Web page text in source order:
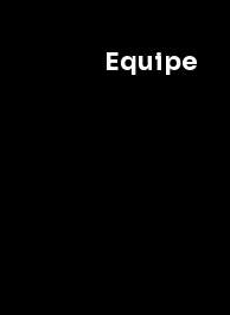
Equipe